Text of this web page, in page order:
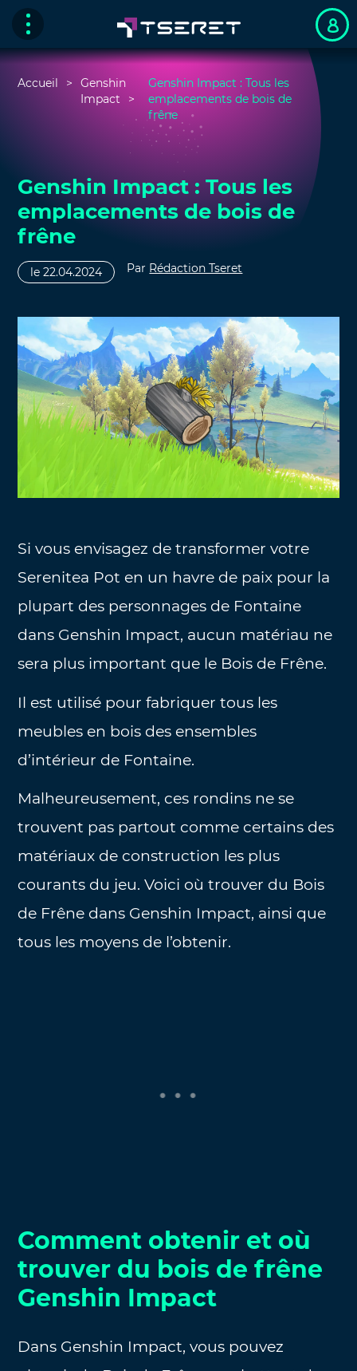
Accueil
Genshin
Impact
Genshin Impact : Tous les
emplacements de bois de
frêne
Genshin Impact : Tous les
emplacements de bois de
frêne
le 22.04.2024 Par Rédaction Tseret
Si vous envisagez de transformer votre
Serenitea Pot en un havre de paix pour la
plupart des personnages de Fontaine
dans Genshin Impact, aucun matériau ne
sera plus important que le Bois de Frêne.
Il est utilisé pour fabriquer tous les
meubles en bois des ensembles
d’intérieur de Fontaine.
Malheureusement, ces rondins ne se
trouvent pas partout comme certains des
matériaux de construction les plus
courants du jeu. Voici où trouver du Bois
de Frêne dans Genshin Impact, ainsi que
tous les moyens de l’obtenir.
Comment obtenir et où
trouver du bois de frêne
Genshin Impact
Dans Genshin Impact, vous pouvez